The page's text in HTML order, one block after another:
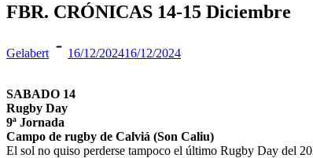
FBR. CRÓNICAS 14-15 Diciembre
Gelabert 16/12/202416/12/2024
SABADO 14
Rugby Day
9ª Jornada
Campo de rugby de Calviá (Son Caliu)
El sol no quiso perderse tampoco el último Rugby Day del